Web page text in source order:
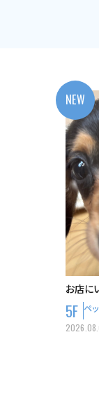
NEW
お店に
5F ペ